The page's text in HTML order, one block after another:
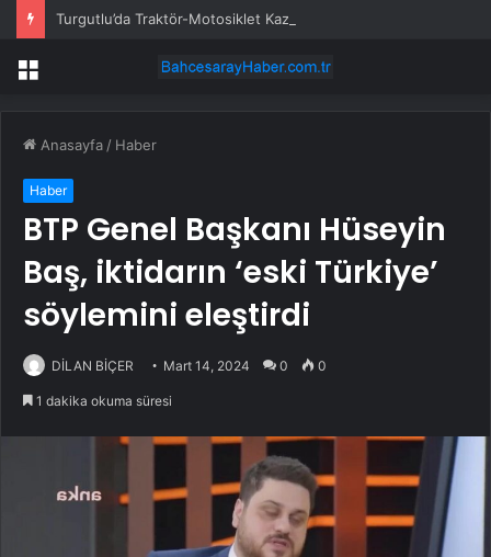
Turgutlu’da Traktör-Motosiklet Kazası
Menü
Anasayfa / Haber
Haber
BTP Genel Başkanı Hüseyin
Baş, iktidarın ‘eski Türkiye’
söylemini eleştirdi
DİLAN BİÇER Mart 14, 2024 0 0
1 dakika okuma süresi